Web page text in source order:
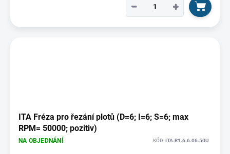
+
−
ITA Fréza pro řezání plotů (D=6; I=6; S=6; max
RPM= 50000; pozitiv)
NA OBJEDNÁNÍ KÓD:ITA.R1.6.6.06.50U